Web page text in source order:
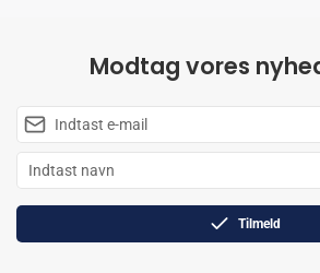
Modtag vores
Tilmeld